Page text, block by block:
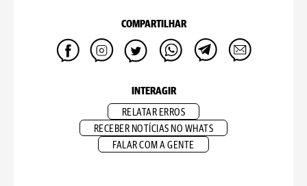
COMPARTILHAR
INTERAGIR
RELATAR ERROS
RECEBER NOTÍCIAS NO WHATS
FALAR COM A GENTE